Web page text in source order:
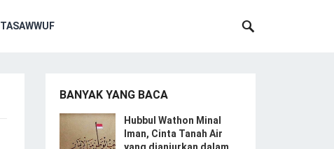
TASAWWUF
BANYAK YANG BACA
Hubbul Wathon Minal
Iman, Cinta Tanah Air